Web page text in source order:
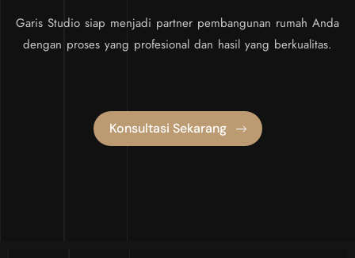
Garis Studio siap menjadi partner pembangunan rumah Anda
dengan proses yang profesional dan hasil yang berkualitas.
Konsultasi Sekarang